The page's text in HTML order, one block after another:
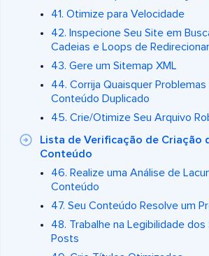
41. Otimize para Velocidade
42. Inspecione Seu Site em
Cadeias e Loops de
43. Gere um Sitemap XML
44. Corrija Quaisquer Problemas
Conteúdo Duplicado
45. Crie/Otimize Seu Arquivo
Lista de Verificação de Criação
Conteúdo
46. Realize uma Análise de
Conteúdo
47. Seu Conteúdo Resolve um
48. Trabalhe na Legibilidade dos
Posts